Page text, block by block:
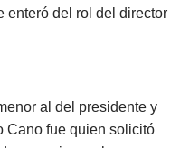
enteró del rol del director
al del presidente y
Cano fue quien solicitó